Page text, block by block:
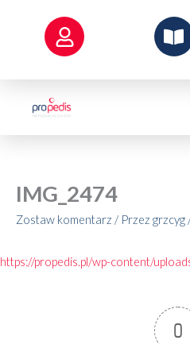
IMG_2474
Zostaw komentarz / Przez grzcyg
https://propedis.pl/wp-content/
0